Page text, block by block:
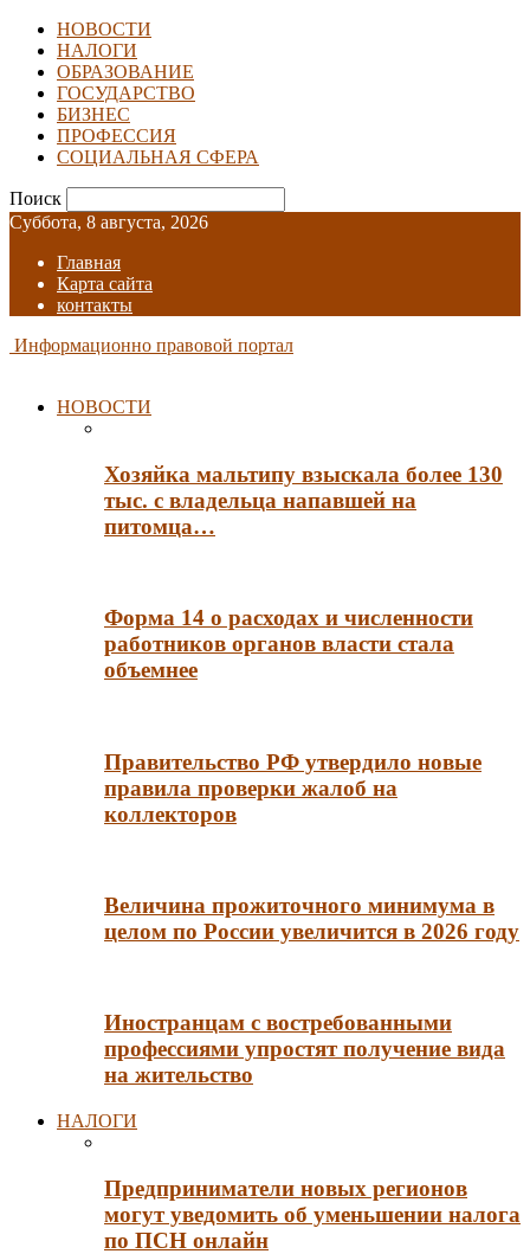
НОВОСТИ
НАЛОГИ
ОБРАЗОВАНИЕ
ГОСУДАРСТВО
БИЗНЕС
ПРОФЕССИЯ
СОЦИАЛЬНАЯ СФЕРА
Поиск
Суббота, 8 августа, 2026
Главная
Карта сайта
контакты
Информационно правовой портал
НОВОСТИ
Хозяйка мальтипу взыскала более 130
тыс. с владельца напавшей на
питомца…
Форма 14 о расходах и численности
работников органов власти стала
объемнее
Правительство РФ утвердило новые
правила проверки жалоб на
коллекторов
Величина прожиточного минимума в
целом по России увеличится в 2026 году
Иностранцам с востребованными
профессиями упростят получение вида
на жительство
НАЛОГИ
Предприниматели новых регионов
могут уведомить об уменьшении налога
по ПСН онлайн